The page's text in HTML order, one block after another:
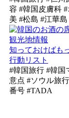
容 #韓国皮膚科
美 #松島 #江華島
観光地情報
知っておけばも
行動リスト
#韓国旅行 #韓国
意点 #ソウル旅
番号 #TADA